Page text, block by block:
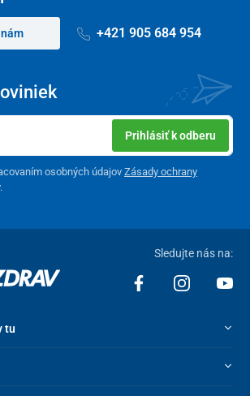
+421 905 684 954
Prihlásiť k odberu
osobných údajovZásady ochrany
.
Sledujte nás na:
tu